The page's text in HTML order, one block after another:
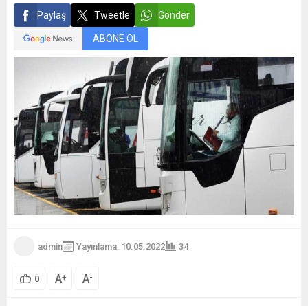
Paylaş Tweetle Gönder
ABONE OL
admin Yayınlama: 10.05.2022 34
0 A+ A-